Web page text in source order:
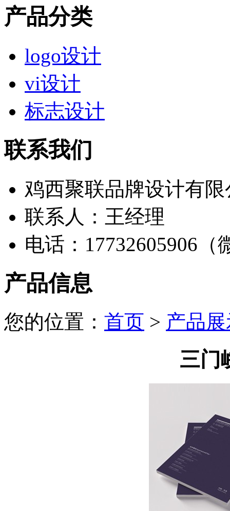
产品分类
logo设计
vi设计
标志设计
联系我们
鸡西聚联品牌设计有限
联系人：王经理
电话：17732605906（
产品信息
您的位置： 首页 > 产品
三门